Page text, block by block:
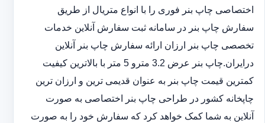
اختصاصی چاپ بنر فوری را با انواع متریال از طریق
سفارش چاپ بنر در سامانه ثبت سفارش آنلاین خدمات
تخصصی چاپ بنر ارزان ارائه سفارش چاپ بنر آنلاین
درایران.چاپ بنر عرض 3.2 مترو 5 متر با بالاترین کیفیت
کمترین قیمت چاپ بنر به عنوان قدیمی ترین و ارزان ترین
چاپخانه کشور در طراحی چاپ بنر اختصاصی به صورت
آنلاین به شما کمک خواهد کرد که سفارش خود را به صورت